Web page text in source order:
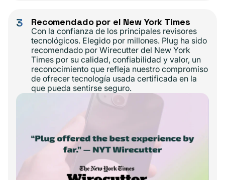
3 Recomendado por el New York Times
Con la confianza de los principales revisores
tecnológicos. Elegido por millones. Plug ha sido
recomendado por Wirecutter del New York
Times por su calidad, confiabilidad y valor, un
reconocimiento que refleja nuestro compromiso
de ofrecer tecnología usada certificada en la
que pueda sentirse seguro.